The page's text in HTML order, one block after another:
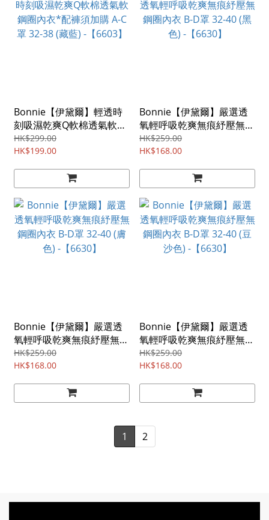
Bonnie【伊黛爾】輕透時
刻吸濕乾爽Q軟棉透氣軟鋼
圈內衣*配褲須加購 A-C罩
32-38 (藏藍) -【6603】
HK$299.00
HK$199.00
Bonnie【伊黛爾】嚴選透
氧輕呼吸乾爽無痕紓壓無鋼
圈內衣 B-D罩 32-40 (黑色)
-【6630】
HK$259.00
HK$168.00
Bonnie【伊黛爾】嚴選透
氧輕呼吸乾爽無痕紓壓無鋼
圈內衣 B-D罩 32-40 (膚色)
-【6630】
HK$259.00
HK$168.00
Bonnie【伊黛爾】嚴選透
氧輕呼吸乾爽無痕紓壓無鋼
圈內衣 B-D罩 32-40 (豆沙
色) -【6630】
HK$259.00
HK$168.00
1 2